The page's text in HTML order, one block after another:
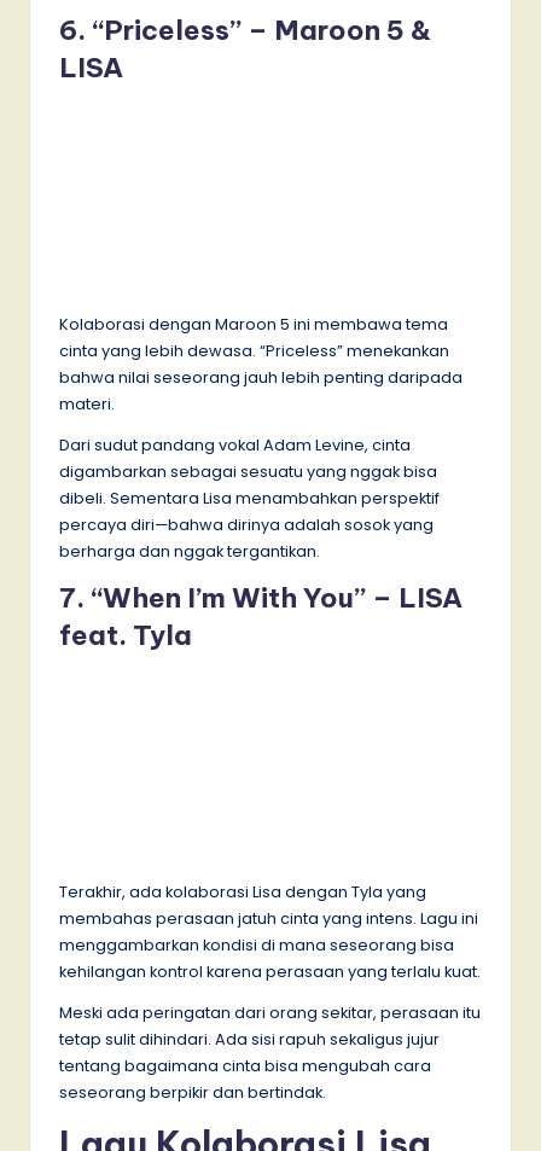
6. “Priceless” – Maroon 5 &
LISA
Kolaborasi dengan Maroon 5 ini membawa tema
cinta yang lebih dewasa. “Priceless” menekankan
bahwa nilai seseorang jauh lebih penting daripada
materi.
Dari sudut pandang vokal Adam Levine, cinta
digambarkan sebagai sesuatu yang nggak bisa
dibeli. Sementara Lisa menambahkan perspektif
percaya diri—bahwa dirinya adalah sosok yang
berharga dan nggak tergantikan.
7. “When I’m With You” – LISA
feat. Tyla
Terakhir, ada kolaborasi Lisa dengan Tyla yang
membahas perasaan jatuh cinta yang intens. Lagu ini
menggambarkan kondisi di mana seseorang bisa
kehilangan kontrol karena perasaan yang terlalu kuat.
Meski ada peringatan dari orang sekitar, perasaan itu
tetap sulit dihindari. Ada sisi rapuh sekaligus jujur
tentang bagaimana cinta bisa mengubah cara
seseorang berpikir dan bertindak.